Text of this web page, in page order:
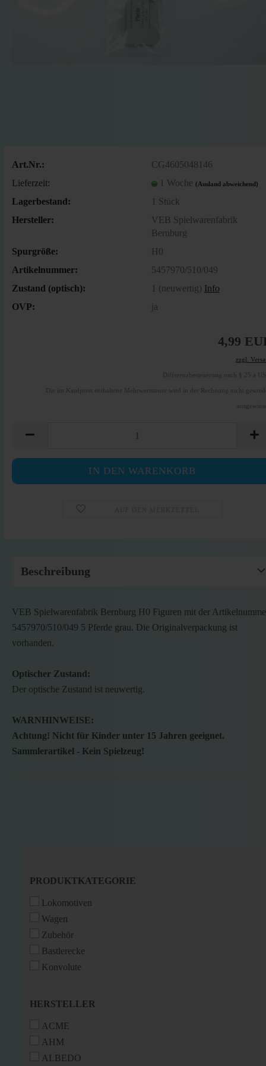
Art.Nr.:
CG4605048146
Lieferzeit:
1 Woche (Ausland abweichend)
Lagerbestand: 1 Stück
Hersteller:
VEB Spielwarenfabrik
Bernburg
Spurgröße:
H0
Artikelnummer:
5457970/510/049
Zustand (optisch):
1 (neuwertig) Info
OVP:
ja
4,99
zzgl.
Differenzbesteuerung nach § 25 a
Die im Kaufpreis enthaltene Mehrwertsteuer wird in der Rechnung nicht
Beschreibung
VEB Spielwarenfabrik Bernburg H0 Figuren mit der
5457970/510/049 5 Pferde grau. Die Originalverpackung ist
vorhanden.
Optischer Zustand:
Der optische Zustand ist neuwertig.
WARNHINWEISE:
Achtung! Nicht für Kinder unter 15 Jahren geeignet.
Sammlerartikel - Kein Spielzeug!
PRODUKTKATEGORIE
PRODUKTKATEGORIE
Lokomotiven
Wagen
Zubehör
Bastlerecke
Konvolute
HERSTELLER
HERSTELLER
ACME
AHM
ALBEDO